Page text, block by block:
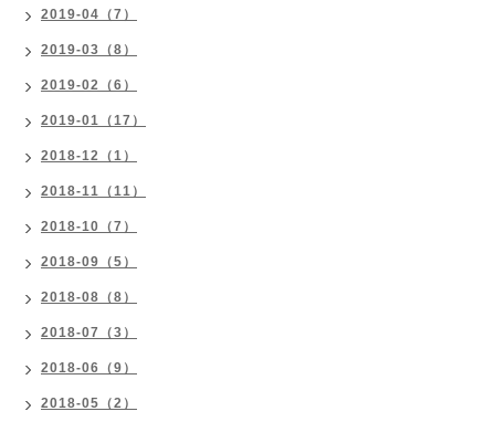
2019-04（7）
2019-03（8）
2019-02（6）
2019-01（17）
2018-12（1）
2018-11（11）
2018-10（7）
2018-09（5）
2018-08（8）
2018-07（3）
2018-06（9）
2018-05（2）